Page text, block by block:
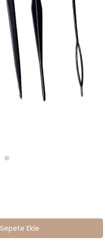
Sepete Ekle